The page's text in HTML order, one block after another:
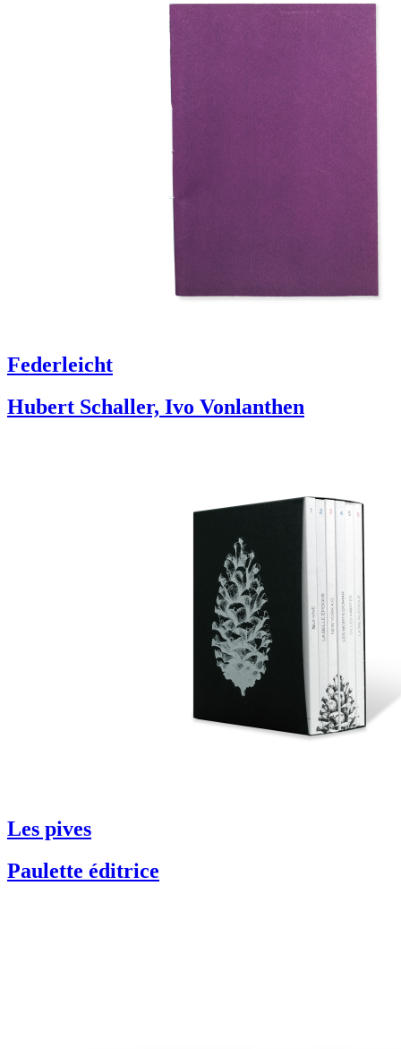
Federleicht
Hubert Schaller, Ivo Vonlanthen
Les pives
Paulette éditrice